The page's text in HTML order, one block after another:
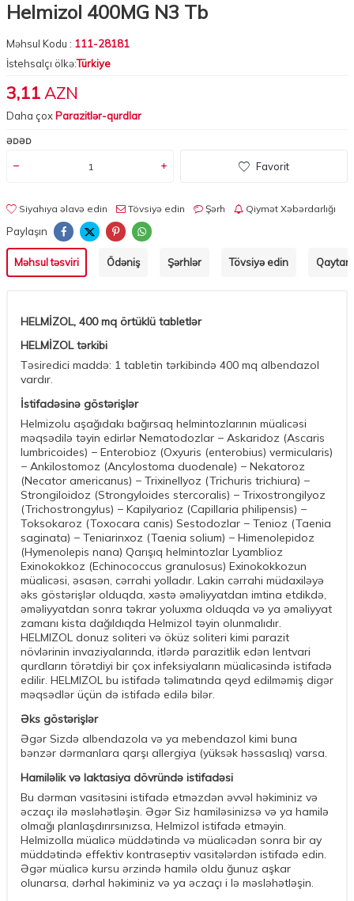
Helmizol 400MG N3 Tb
Məhsul Kodu : 111-28181
İstehsalçı ölkə:Türkiye
3,11 AZN
Daha çox Parazitlər-qurdlar
ƏDƏD
Favorit
Siyahıya əlavə edin Tövsiyə edin Şərh Qiymət Xəbərdarlığı
Paylaşın
Məhsul təsviri Ödəniş Şərhlər Tövsiyə edin
HELMİZOL, 400 mq örtüklü tabletlər
HELMİZOL tərkibi
Təsiredici maddə: 1 tabletin tərkibində 400 mq albendazol
vardır.
İstifadəsinə göstərişlər
Helmizolu aşağıdakı bağırsaq helmintozlarının müalicəsi
məqsədilə təyin edirlər Nematodozlar − Askaridoz (Ascaris
lumbricoides) − Enterobioz (Oxyuris (enterobius) vermicularis)
− Ankilostomoz (Ancylostoma duodenale) − Nekatoroz
(Necator americanus) − Trixinellyoz (Trichuris trichiura) −
Strongiloidoz (Strongyloides stercoralis) − Trixostrongilyoz
(Trichostrongylus) − Kapilyarioz (Capillaria philipensis) −
Toksokaroz (Toxocara canis) Sestodozlar − Tenioz (Taenia
saginata) − Teniarinxoz (Taenia solium) − Himenolepidoz
(Hymenolepis nana) Qarışıq helmintozlar Lyamblioz
Exinokokkoz (Echinococcus granulosus) Exinokokkozun
müalicəsi, əsasən, cərrahi yolladır. Lakin cərrahi müdaxiləyə
əks göstərişlər olduqda, xəstə əməliyyatdan imtina etdikdə,
əməliyyatdan sonra təkrar yoluxma olduqda və ya əməliyyat
zamanı kista dağıldıqda Helmizol təyin olunmalıdır.
HELMIZOL donuz soliteri və öküz soliteri kimi parazit
növlərinin invaziyalarında, itlərdə parazitlik edən lentvari
qurdların törətdiyi bir çox infeksiyaların müalicəsində istifadə
edilir. HELMIZOL bu istifadə təlimatında qeyd edilməmiş digər
məqsədlər üçün də istifadə edilə bilər.
Əks göstərişlər
Əgər Sizdə albendazola və ya mebendazol kimi buna
bənzər dərmanlara qarşı allergiya (yüksək həssaslıq) varsa.
Hamiləlik və laktasiya dövründə istifadəsi
Bu dərman vasitəsini istifadə etməzdən əvvəl həkiminiz və
əczaçı ilə məsləhətləşin. Əgər Siz hamiləsinizsə və ya hamilə
olmağı planlaşdırırsınızsa, Helmizol istifadə etməyin.
Helmizolla müalicə müddətində və müalicədən sonra bir ay
müddətində effektiv kontraseptiv vasitələrdən istifadə edin.
Əgər müalicə kursu ərzində hamilə oldu ğunuz aşkar
olunarsa, dərhal həkiminiz və ya əczaçı i lə məsləhətləşin.